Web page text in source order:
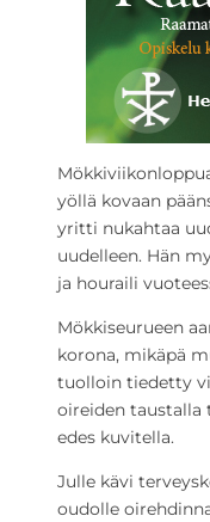
yöllä kovaan
yritti nukahtaa
uudelleen. Hän
ja houraili
Mökkiseurueen
korona, mikäpä
tuolloin tiedetty
oireiden taustalla
edes kuvitella.
Julle kävi
oudolle